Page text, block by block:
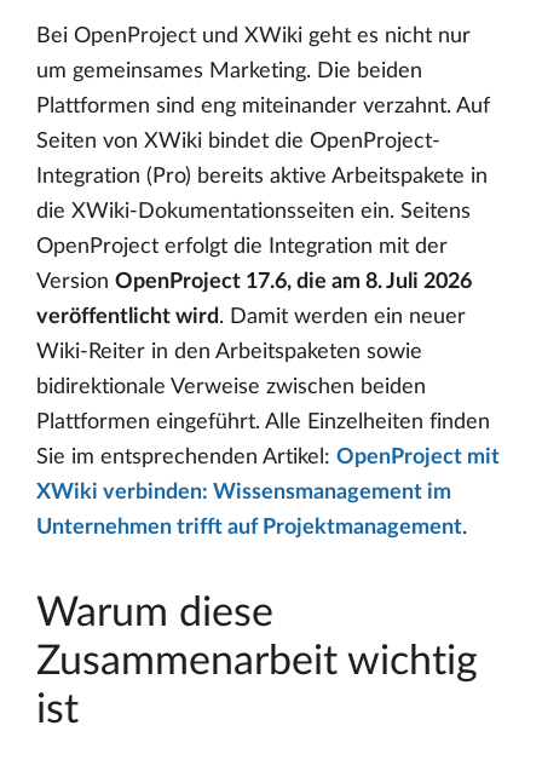
Bei OpenProject und XWiki geht es nicht nur
um gemeinsames Marketing. Die beiden
Plattformen sind eng miteinander verzahnt. Auf
Seiten von XWiki bindet die OpenProject-
Integration (Pro) bereits aktive Arbeitspakete in
die XWiki-Dokumentationsseiten ein. Seitens
OpenProject erfolgt die Integration mit der
Version OpenProject 17.6, die am 8. Juli 2026
veröffentlicht wird. Damit werden ein neuer
Wiki-Reiter in den Arbeitspaketen sowie
bidirektionale Verweise zwischen beiden
Plattformen eingeführt. Alle Einzelheiten finden
Sie im entsprechenden Artikel: OpenProject mit
XWiki verbinden: Wissensmanagement im
Unternehmen trifft auf Projektmanagement.
Warum diese
Zusammenarbeit wichtig
ist